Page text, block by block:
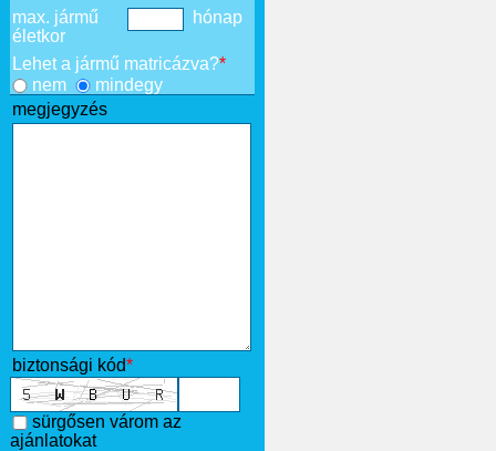
max. jármű
életkor
hónap
Lehet a jármű matricázva?*
nem
mindegy
megjegyzés
biztonsági kód*
sürgősen várom az
ajánlatokat